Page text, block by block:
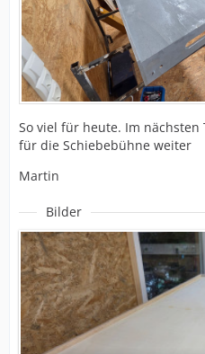
So viel für heute. Im nächsten
für die Schiebebühne weiter
Martin
Bilder